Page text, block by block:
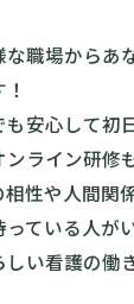
職場からあ
安心して初
ンライン研修
性や人間関
ている人が
い看護の働